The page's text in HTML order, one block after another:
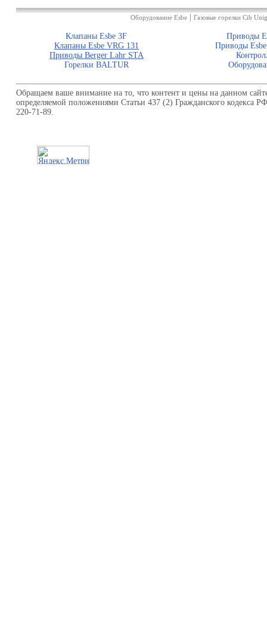
Оборудование Esbe Газовые горелки Cib
Клапаны Esbe 3F
Приводы
Клапаны Esbe VRG 131
Приводы
Приводы Berger Lahr STA
Горелки BALTUR
Обращаем ваше внимание на то, что контент и цены на данном
определяемой положениями Статьи 437 (2) Гражданского кодекса
220-71-89.